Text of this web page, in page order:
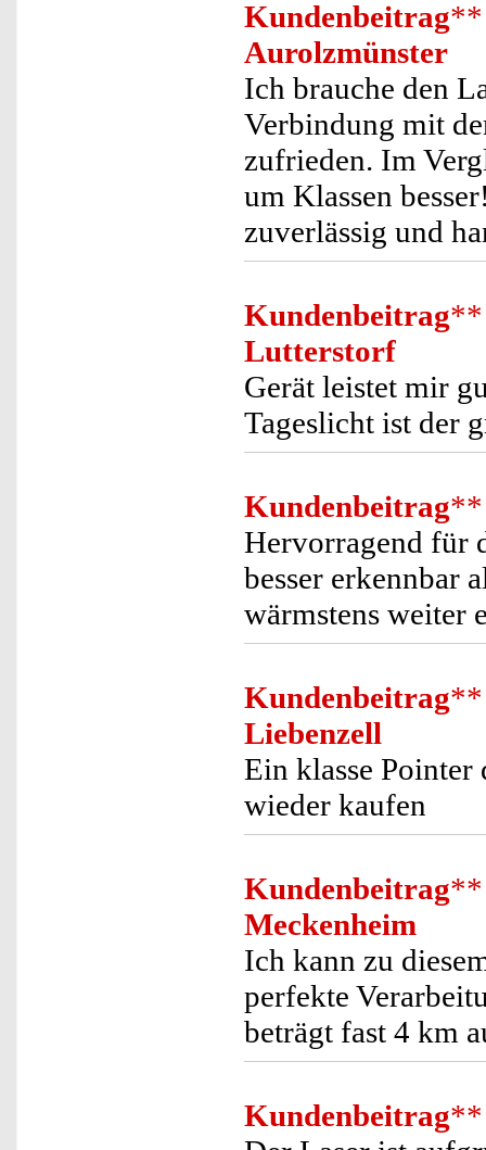
Kundenbeitrag**
Aurolzmünster
Ich brauche den
Verbindung mit
zufrieden. Im
um Klassen
zuverlässig und
Kundenbeitrag**
Lutterstorf
Gerät leistet mir
Tageslicht ist der
Kundenbeitrag**
Hervorragend für
besser erkennbar
wärmstens weiter
Kundenbeitrag**
Liebenzell
Ein klasse
wieder kaufen
Kundenbeitrag**
Meckenheim
Ich kann zu
perfekte
beträgt fast 4 km
Kundenbeitrag**